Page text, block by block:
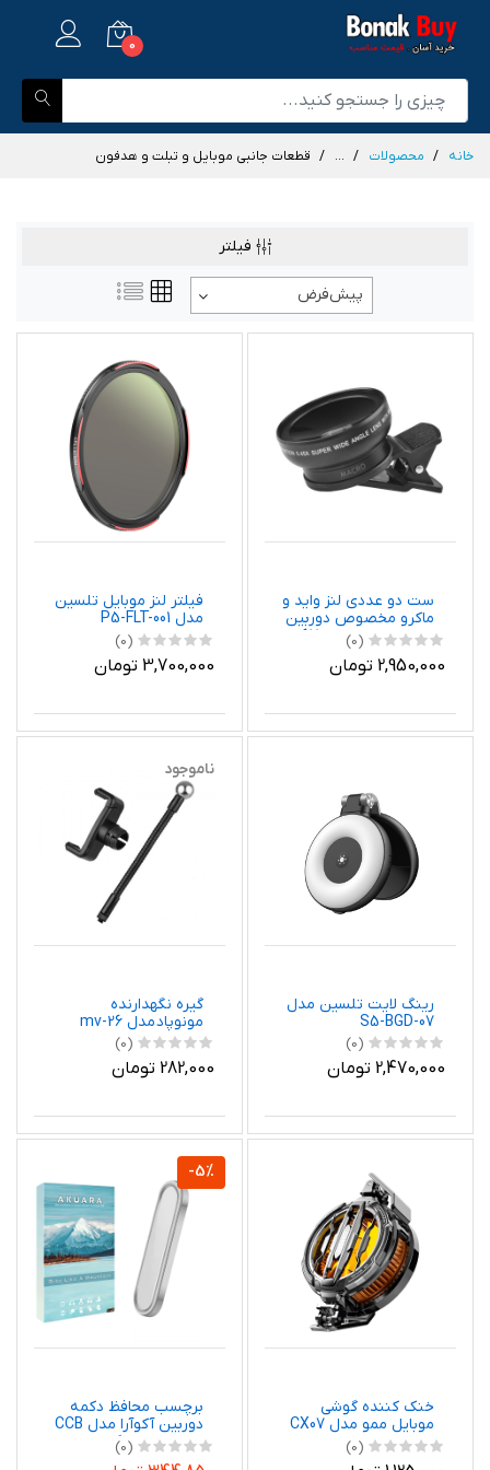
0
خانه محصولات ... قطعات جانبی موبایل و تبلت و هدفون
فیلتر
پیش‌فرض
ست دو عددی لنز واید و
ماکرو مخصوص دوربین
تلفن همراه مدل 670
(0)
2,950,000 تومان
فیلتر لنز موبایل تلسین
مدل P5-FLT-001
(0)
3,700,000 تومان
رینگ لایت تلسین مدل
S5-BGD-07
(0)
2,470,000 تومان
ناموجود
گیره نگهدارنده
مونوپاد مدل mv-26
(0)
282,000 تومان
خنک کننده گوشی
موبایل ممو مدل CX07
(0)
-5%
برچسب محافظ دکمه
دوربین آکوآرا مدل CCB
مناسب برای گوشی
موبایل اپل iPhone 17 /
(0)